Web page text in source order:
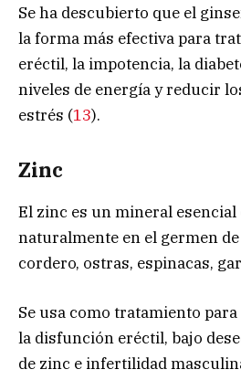
Se ha descubierto que el
la forma más efectiva para
eréctil, la impotencia, la
niveles de energía y reducir
estrés (13).
Zinc
El zinc es un mineral
naturalmente en el germen
cordero, ostras, espinacas,
Se usa como tratamiento
la disfunción eréctil, bajo
de zinc e infertilidad